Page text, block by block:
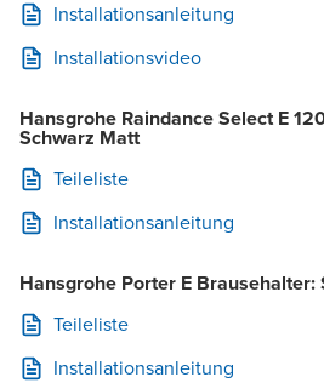
Installationsanleitung
Installationsvideo
Hansgrohe Raindance Select E
Schwarz Matt
Teileliste
Installationsanleitung
Hansgrohe Porter E Brausehalter:
Teileliste
Installationsanleitung